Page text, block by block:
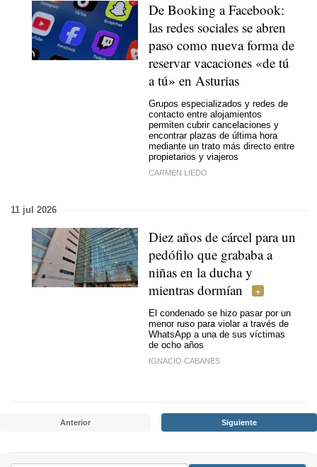
De Booking a Facebook:
las redes sociales se abren
paso como nueva forma de
reservar vacaciones «de tú
a tú» en Asturias
Grupos especializados y redes de
contacto entre alojamientos
permiten cubrir cancelaciones y
encontrar plazas de última hora
mediante un trato más directo entre
propietarios y viajeros
CARMEN LIEDO
11 jul 2026
Diez años de cárcel para un
pedófilo que grababa a
niñas en la ducha y
mientras dormían
El condenado se hizo pasar por un
menor ruso para violar a través de
WhatsApp a una de sus víctimas
de ocho años
IGNACIO CABANES
Anterior Siguiente